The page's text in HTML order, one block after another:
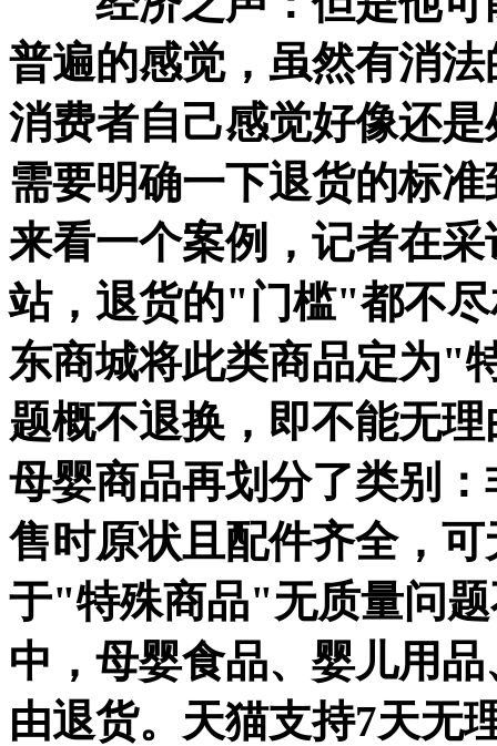
普遍的感觉，虽然有消
消费者自己感觉好像还
需要明确一下退货的标
来看一个案例，记者在
站，退货的"门槛"都不
东商城将此类商品定为"
题概不退换，即不能无
母婴商品再划分了类别
售时原状且配件齐全，
于"特殊商品"无质量问
中，母婴食品、婴儿用
由退货。天猫支持7天无